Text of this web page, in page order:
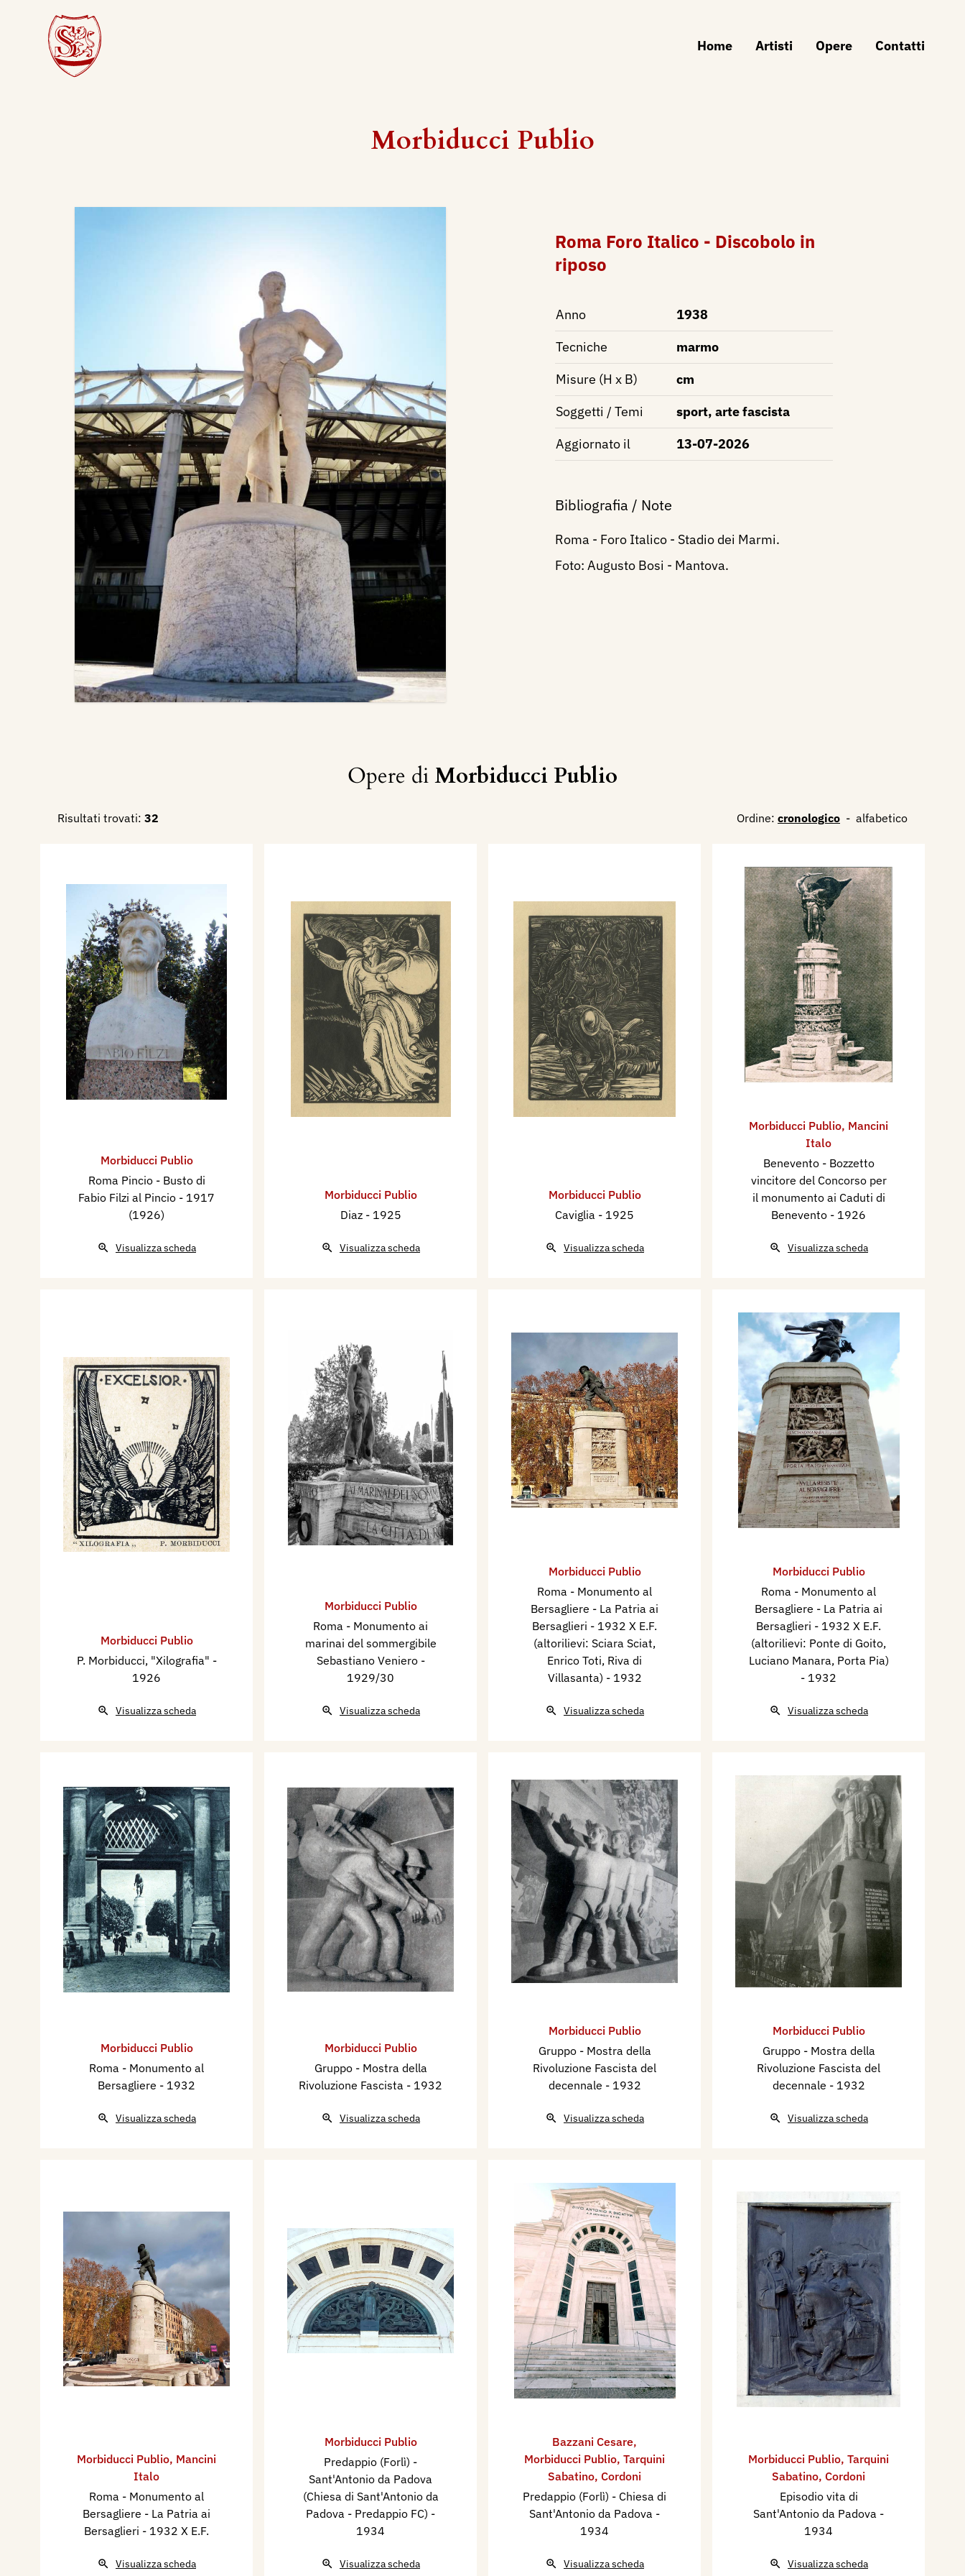
Home Artisti Opere Contatti
Morbiducci Publio
Roma Foro Italico - Discobolo in
riposo
Anno
1938
Tecniche
marmo
Misure (H x B)
cm
Soggetti / Temi
sport, arte fascista
Aggiornato il
13-07-2026
Bibliografia / Note
Roma - Foro Italico - Stadio dei Marmi.
Foto: Augusto Bosi - Mantova.
Opere diMorbiducci Publio
Risultati trovati: 32 Ordine: cronologico - alfabetico
Morbiducci Publio
Roma Pincio - Busto di
Fabio Filzi al Pincio - 1917
(1926)
Visualizza scheda
Morbiducci Publio
Diaz - 1925
Visualizza scheda
Morbiducci Publio
Caviglia - 1925
Visualizza scheda
Morbiducci Publio, Mancini
Italo
Benevento - Bozzetto
vincitore del Concorso per
il monumento ai Caduti di
Benevento - 1926
Visualizza scheda
Morbiducci Publio
P. Morbiducci, "Xilografia" -
1926
Visualizza scheda
Morbiducci Publio
Roma - Monumento ai
marinai del sommergibile
Sebastiano Veniero -
1929/30
Visualizza scheda
Morbiducci Publio
Roma - Monumento al
Bersagliere - La Patria ai
Bersaglieri - 1932 X E.F.
(altorilievi: Sciara Sciat,
Enrico Toti, Riva di
Villasanta) - 1932
Visualizza scheda
Morbiducci Publio
Roma - Monumento al
Bersagliere - La Patria ai
Bersaglieri - 1932 X E.F.
(altorilievi: Ponte di Goito,
Luciano Manara, Porta Pia)
- 1932
Visualizza scheda
Morbiducci Publio
Roma - Monumento al
Bersagliere - 1932
Visualizza scheda
Morbiducci Publio
Gruppo - Mostra della
Rivoluzione Fascista - 1932
Visualizza scheda
Morbiducci Publio
Gruppo - Mostra della
Rivoluzione Fascista del
decennale - 1932
Visualizza scheda
Morbiducci Publio
Gruppo - Mostra della
Rivoluzione Fascista del
decennale - 1932
Visualizza scheda
Morbiducci Publio, Mancini
Italo
Roma - Monumento al
Bersagliere - La Patria ai
Bersaglieri - 1932 X E.F.
Visualizza scheda
Morbiducci Publio
Predappio (Forlì) -
Sant'Antonio da Padova
(Chiesa di Sant'Antonio da
Padova - Predappio FC) -
1934
Visualizza scheda
Bazzani Cesare,
Morbiducci Publio, Tarquini
Sabatino, Cordoni
Predappio (Forlì) - Chiesa di
Sant'Antonio da Padova -
1934
Visualizza scheda
Morbiducci Publio, Tarquini
Sabatino, Cordoni
Episodio vita di
Sant'Antonio da Padova -
1934
Visualizza scheda